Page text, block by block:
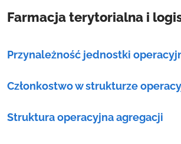
Farmacja terytorialna i
Przynależność jednostki
Członkostwo w strukturze
Struktura operacyjna agregacji